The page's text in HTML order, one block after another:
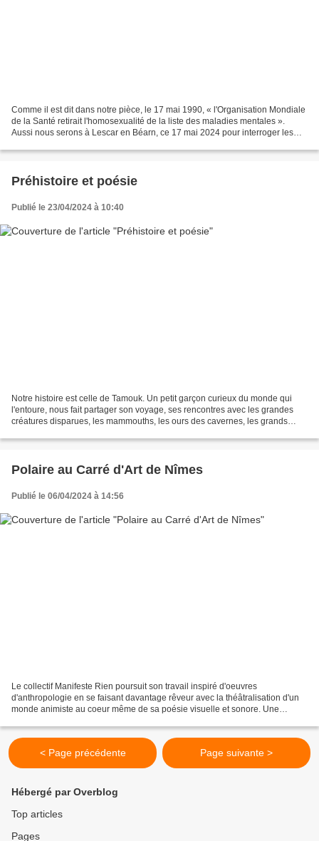
Comme il est dit dans notre pièce, le 17 mai 1990, « l'Organisation Mondiale
de la Santé retirait l'homosexualité de la liste des maladies mentales ».
Aussi nous serons à Lescar en Béarn, ce 17 mai 2024 pour interroger les
Préhistoire et poésie
Publié le 23/04/2024 à 10:40
Notre histoire est celle de Tamouk. Un petit garçon curieux du monde qui
l'entoure, nous fait partager son voyage, ses rencontres avec les grandes
créatures disparues, les mammouths, les ours des cavernes, les grands
Polaire au Carré d'Art de Nîmes
Publié le 06/04/2024 à 14:56
Le collectif Manifeste Rien poursuit son travail inspiré d'oeuvres
d'anthropologie en se faisant davantage rêveur avec la théâtralisation d'un
monde animiste au coeur même de sa poésie visuelle et sonore. Une
< Page précédente Page suivante >
Hébergé par Overblog
Top articles
Pages